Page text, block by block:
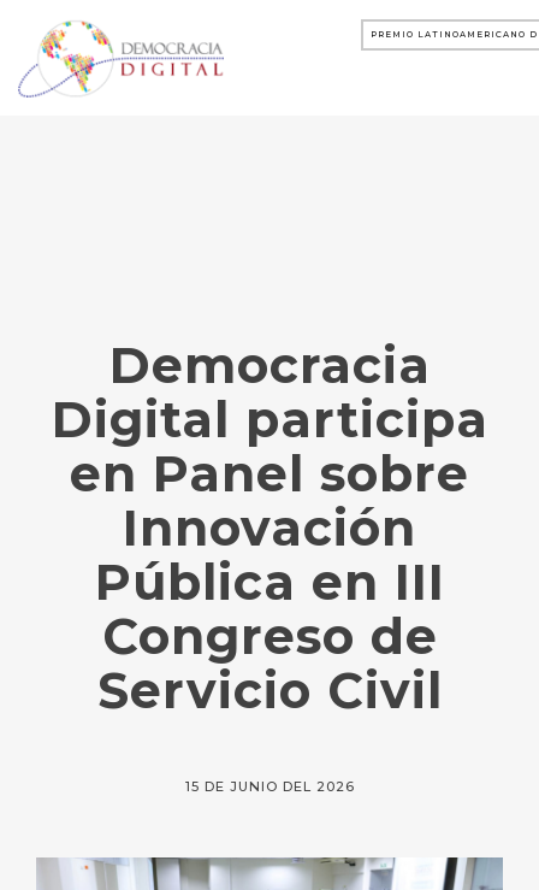
PREMIO LATINOAMERICANO
Democracia
Digital participa
en Panel sobre
Innovación
Pública en III
Congreso de
Servicio Civil
15 DE JUNIO DEL 2026